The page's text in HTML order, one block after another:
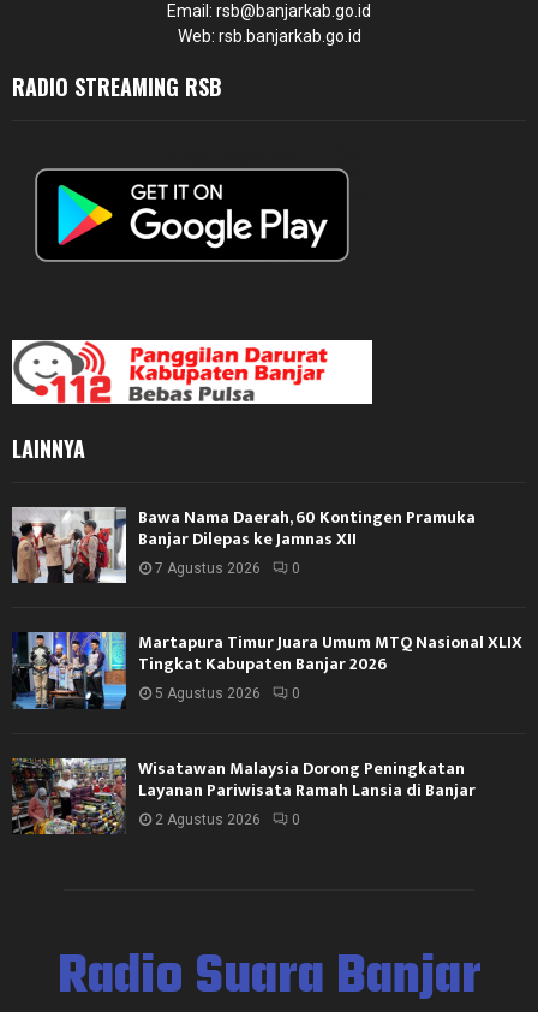
Email: rsb@banjarkab.go.id
Web: rsb.banjarkab.go.id
RADIO STREAMING RSB
LAINNYA
Bawa Nama Daerah, 60 Kontingen Pramuka
Banjar Dilepas ke Jamnas XII
7 Agustus 2026 0
Martapura Timur Juara Umum MTQ Nasional XLIX
Tingkat Kabupaten Banjar 2026
5 Agustus 2026 0
Wisatawan Malaysia Dorong Peningkatan
Layanan Pariwisata Ramah Lansia di Banjar
2 Agustus 2026 0
Radio Suara Banjar